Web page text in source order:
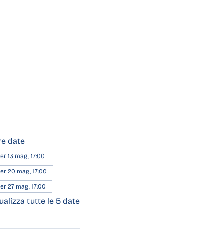
date
13 mag, 17:00
20 mag, 17:00
27 mag, 17:00
tutte le 5 date